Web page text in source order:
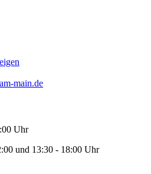
main.de
Uhr
13:30 - 18:00 Uhr